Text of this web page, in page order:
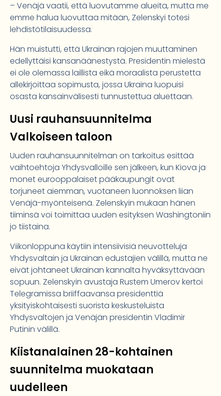
– Venäjä vaatii, että luovutamme alueita, mutta me
emme halua luovuttaa mitään, Zelenskyi totesi
lehdistötilaisuudessa.
Hän muistutti, että Ukrainan rajojen muuttaminen
edellyttäisi kansanäänestystä. Presidentin mielestä
ei ole olemassa laillista eikä moraalista perustetta
allekirjoittaa sopimusta, jossa Ukraina luopuisi
osasta kansainvälisesti tunnustettua aluettaan.
Uusi rauhansuunnitelma
Valkoiseen taloon
Uuden rauhansuunnitelman on tarkoitus esittää
vaihtoehtoja Yhdysvalloille sen jälkeen, kun Kiova ja
monet eurooppalaiset pääkaupungit ovat
torjuneet aiemman, vuotaneen luonnoksen liian
Venäjä-myönteisenä. Zelenskyin mukaan hänen
tiiminsä voi toimittaa uuden esityksen Washingtoniin
jo tiistaina.
Viikonloppuna käytiin intensiivisiä neuvotteluja
Yhdysvaltain ja Ukrainan edustajien välillä, mutta ne
eivät johtaneet Ukrainan kannalta hyväksyttävään
sopuun. Zelenskyin avustaja Rustem Umerov kertoi
Telegramissa briiffaavansa presidenttiä
yksityiskohtaisesti suorista keskusteluista
Yhdysvaltojen ja Venäjän presidentin Vladimir
Putinin välillä.
Kiistanalainen 28-kohtainen
suunnitelma muokataan
uudelleen